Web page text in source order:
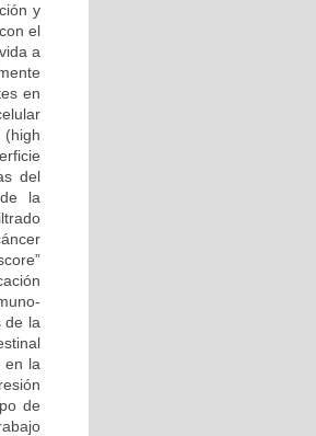
y
el
a
en
del
la
de la
en la
de